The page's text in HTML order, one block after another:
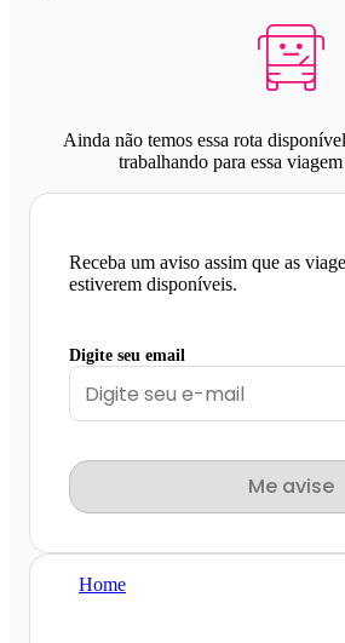
Ainda não temos essa rota
trabalhando para essa
Receba um aviso assim que as
estiverem disponíveis.
Digite seu email
Me avise
Home